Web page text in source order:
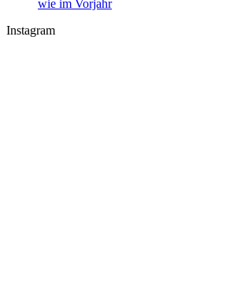
wie im Vorjahr
Instagram